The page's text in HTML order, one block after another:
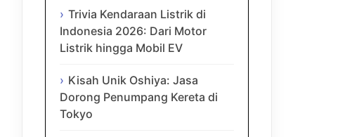
Trivia Kendaraan Listrik di
Indonesia 2026: Dari Motor
Listrik hingga Mobil EV
Kisah Unik Oshiya: Jasa
Dorong Penumpang Kereta di
Tokyo